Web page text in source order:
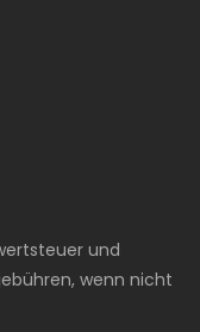
und
wenn nicht